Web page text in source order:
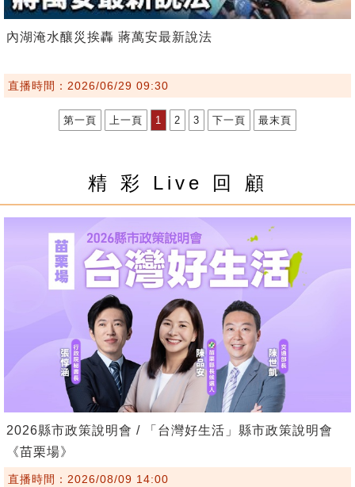
內湖淹水釀災挨轟 蔣萬安最新說法
直播時間：2026/06/29 09:30
第一頁 上一頁 1 2 3 下一頁 最末頁
精 彩 Live 回 顧
2026縣市政策說明會 / 「台灣好生活」縣市政策說明會
《苗栗場》
直播時間：2026/08/09 14:00